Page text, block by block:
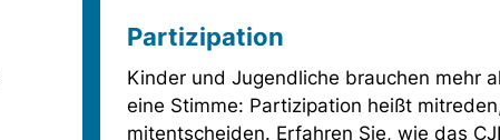
Partizipation
Kinder und Jugendliche brauchen mehr
eine Stimme: Partizipation heißt
mitentscheiden. Erfahren Sie, wie das